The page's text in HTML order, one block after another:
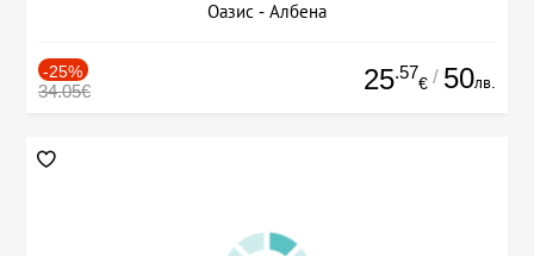
Оазис - Албена
-25%
34.05€ 25.57
€ / 50лв.